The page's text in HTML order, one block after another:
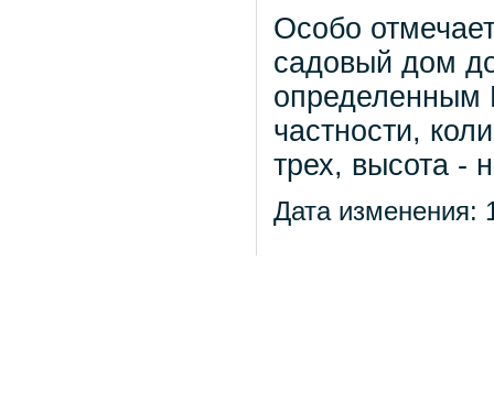
Особо
садовый дом
определенным
частности,
трех, высота -
Дата изменения: